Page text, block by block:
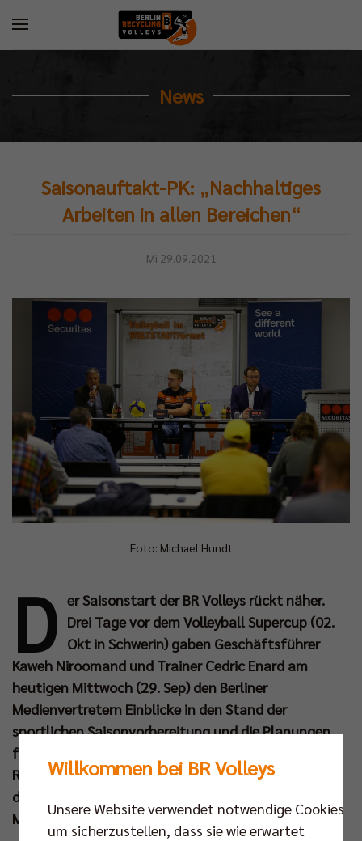
News
Saisonauftakt-PK: „Nachhaltiges
Arbeiten in allen Bereichen“
Mi 29.09.2021
Foto: Michael Hundt
D er Saisonstart der BR Volleys rückt näher.
Drei Tage vor dem Volleyball Supercup (02.
Okt in Schwerin) gaben Geschäftsführer
Kaweh Niroomand und Trainer Cedric Enard am
heutigen Mittwoch (29. Sep) den Berliner
Medienvertretern Einblicke in den Stand der
sportlichen Saisonvorbereitung und die Planungen
für die unmittelbar bevorstehende Spielzeit. In den
Räumlichkeiten von Securitas Deutschland wurde
den dort versammelten Journalisten auch der neue
Mannschaftsrat vorgestellt.
Willkommen bei BR Volleys
Unsere Website verwendet notwendige Cookies,
um sicherzustellen, dass sie wie erwartet